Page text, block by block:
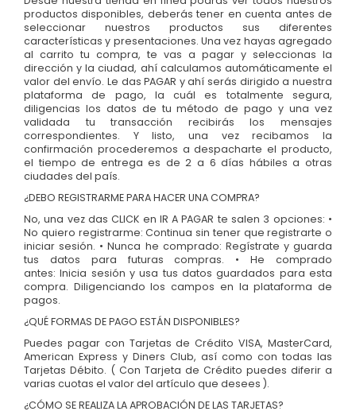
productos disponibles, deberás tener en cuenta antes de
seleccionar nuestros productos sus diferentes
características y presentaciones. Una vez hayas agregado
al carrito tu compra, te vas a pagar y seleccionas la
dirección y la ciudad, ahí calculamos automáticamente el
valor del envío. Le das PAGAR y ahí serás dirigido a nuestra
plataforma de pago, la cuál es totalmente segura,
diligencias los datos de tu método de pago y una vez
validada tu transacción recibirás los mensajes
correspondientes. Y listo, una vez recibamos la
confirmación procederemos a despacharte el producto,
el tiempo de entrega es de 2 a 6 días hábiles a otras
ciudades del país.
¿DEBO REGISTRARME PARA HACER UNA COMPRA?
No, una vez das CLICK en IR A PAGAR te salen 3 opciones: •
No quiero registrarme: Continua sin tener que registrarte o
iniciar sesión. • Nunca he comprado: Regístrate y guarda
tus datos para futuras compras. • He comprado
antes: Inicia sesión y usa tus datos guardados para esta
compra. Diligenciando los campos en la plataforma de
pagos.
¿QUÉ FORMAS DE PAGO ESTÁN DISPONIBLES?
Puedes pagar con Tarjetas de Crédito VISA, MasterCard,
American Express y Diners Club, así como con todas las
Tarjetas Débito. ( Con Tarjeta de Crédito puedes diferir a
varias cuotas el valor del artículo que desees ).
¿CÓMO SE REALIZA LA APROBACIÓN DE LAS TARJETAS?